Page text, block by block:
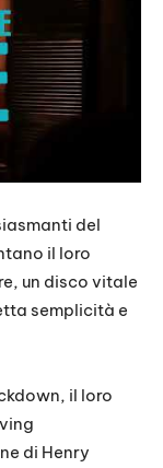
del
il loro
un disco vitale
semplicità e
il loro
di Henry